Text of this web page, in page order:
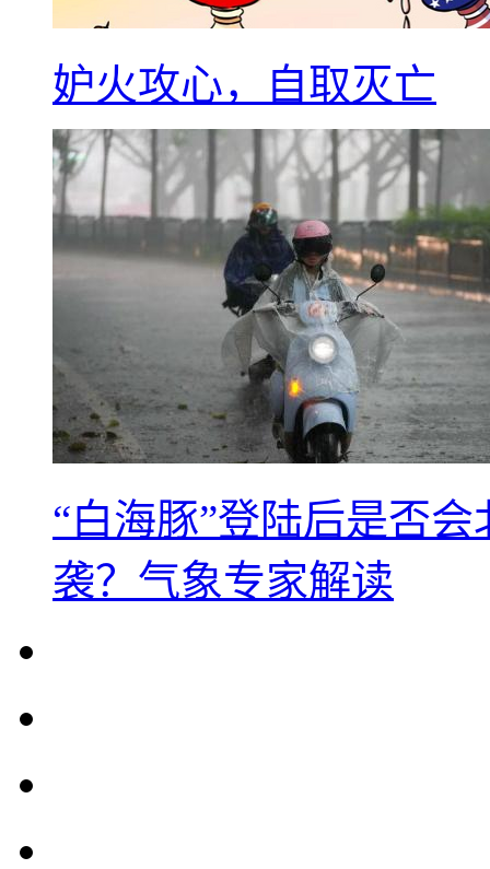
妒火攻心，自取灭亡
“白海豚”登陆后是否
袭？气象专家解读